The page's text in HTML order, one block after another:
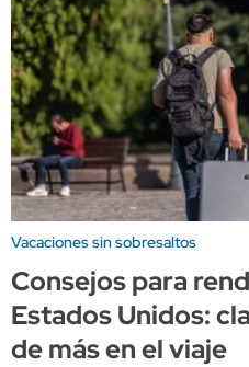
Vacaciones sin sobresaltos
Consejos para
Estados Unidos:
de más en el viaje